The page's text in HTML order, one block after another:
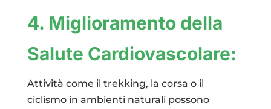
4. Miglioramento della
Salute Cardiovascolare:
Attività come il trekking, la corsa o il
ciclismo in ambienti naturali possono